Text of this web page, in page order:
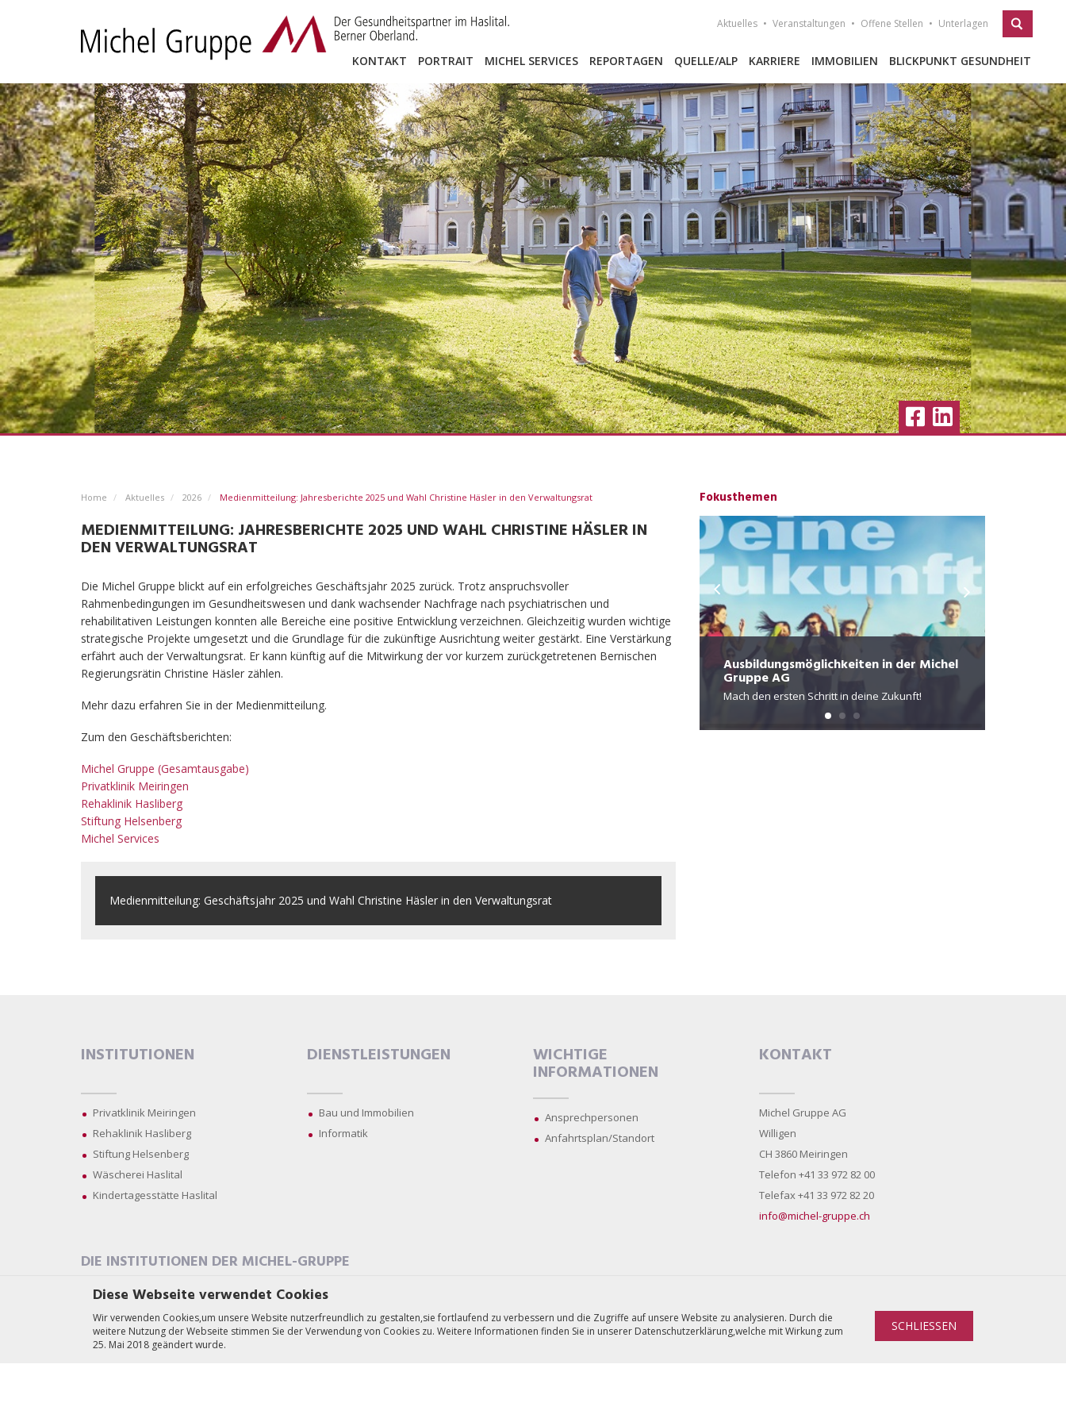
Aktuelles Veranstaltungen Offene Stellen Unterlagen
KONTAKT PORTRAIT MICHEL SERVICES REPORTAGEN QUELLE/ALP KARRIERE IMMOBILIEN BLICKPUNKT GESUNDHEIT
Home Aktuelles 2026 Medienmitteilung: Jahresberichte 2025 und Wahl Christine Häsler in den Verwaltungsrat
MEDIENMITTEILUNG: JAHRESBERICHTE 2025 UND WAHL CHRISTINE HÄSLER IN
DEN VERWALTUNGSRAT
Die Michel Gruppe blickt auf ein erfolgreiches Geschäftsjahr 2025 zurück. Trotz anspruchsvoller
Rahmenbedingungen im Gesundheitswesen und dank wachsender Nachfrage nach psychiatrischen und
rehabilitativen Leistungen konnten alle Bereiche eine positive Entwicklung verzeichnen. Gleichzeitig wurden wichtige
strategische Projekte umgesetzt und die Grundlage für die zukünftige Ausrichtung weiter gestärkt. Eine Verstärkung
erfährt auch der Verwaltungsrat. Er kann künftig auf die Mitwirkung der vor kurzem zurückgetretenen Bernischen
Regierungsrätin Christine Häsler zählen.
Mehr dazu erfahren Sie in der Medienmitteilung.
Zum den Geschäftsberichten:
Michel Gruppe (Gesamtausgabe)
Privatklinik Meiringen
Rehaklinik Hasliberg
Stiftung Helsenberg
Michel Services
Medienmitteilung: Geschäftsjahr 2025 und Wahl Christine Häsler in den Verwaltungsrat
Fokusthemen
Ausbildungsmöglichkeiten in der Michel
Gruppe AG
Mach den ersten Schritt in deine Zukunft!
INSTITUTIONEN
Privatklinik Meiringen
Rehaklinik Hasliberg
Stiftung Helsenberg
Wäscherei Haslital
Kindertagesstätte Haslital
DIENSTLEISTUNGEN
Bau und Immobilien
Informatik
WICHTIGE
INFORMATIONEN
Ansprechpersonen
Anfahrtsplan/Standort
KONTAKT
Michel Gruppe AG
Willigen
CH 3860 Meiringen
Telefon +41 33 972 82 00
Telefax +41 33 972 82 20
info@michel-gruppe.ch
DIE INSTITUTIONEN DER MICHEL-GRUPPE
Diese Webseite verwendet Cookies
Wir verwenden Cookies,um unsere Website nutzerfreundlich zu gestalten,sie fortlaufend zu verbessern und die Zugriffe auf unsere Website zu analysieren. Durch die
weitere Nutzung der Webseite stimmen Sie der Verwendung von Cookies zu. Weitere Informationen finden Sie in unserer Datenschutzerklärung,welche mit Wirkung zum
25. Mai 2018 geändert wurde.
SCHLIESSEN